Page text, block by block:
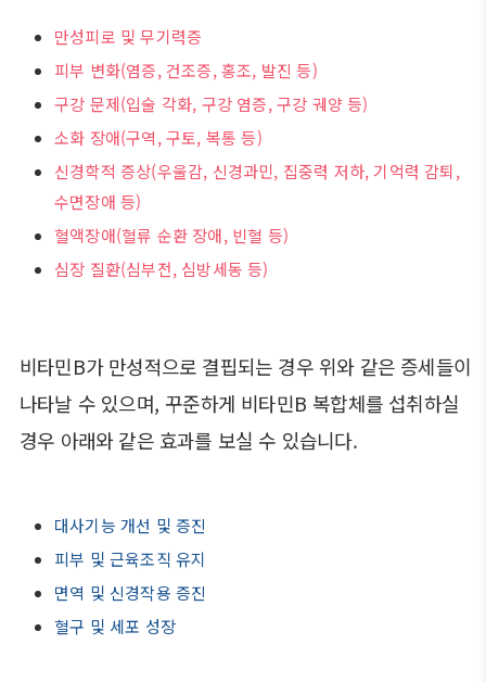
만성피로 및 무기력증
피부 변화(염증, 건조증, 홍조, 발진 등)
구강 문제(입술 각화, 구강 염증, 구강 궤양 등)
소화 장애(구역, 구토, 복통 등)
신경학적 증상(우울감, 신경과민, 집중력 저하, 기억력 감퇴,
수면장애 등)
혈액장애(혈류 순환 장애, 빈혈 등)
심장 질환(심부전, 심방세동 등)
비타민B가 만성적으로 결핍되는 경우 위와 같은 증세들이
나타날 수 있으며, 꾸준하게 비타민B 복합체를 섭취하실
경우 아래와 같은 효과를 보실 수 있습니다.
대사기능 개선 및 증진
피부 및 근육조직 유지
면역 및 신경작용 증진
혈구 및 세포 성장